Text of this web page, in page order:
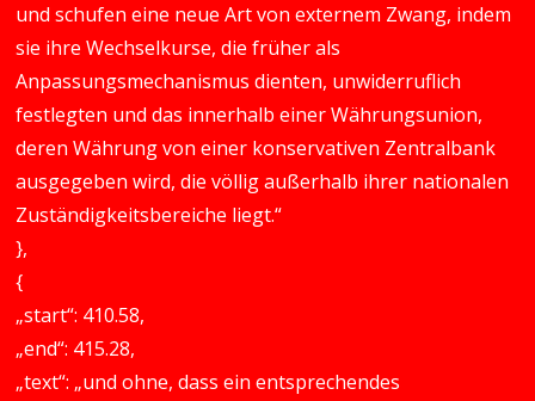
und schufen eine neue Art von externem Zwang, indem
sie ihre Wechselkurse, die früher als
Anpassungsmechanismus dienten, unwiderruflich
festlegten und das innerhalb einer Währungsunion,
deren Währung von einer konservativen Zentralbank
ausgegeben wird, die völlig außerhalb ihrer nationalen
Zuständigkeitsbereiche liegt.“
},
{
„start“: 410.58,
„end“: 415.28,
„text“: „und ohne, dass ein entsprechendes